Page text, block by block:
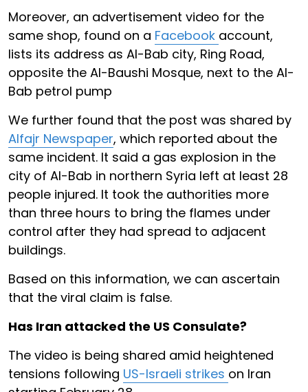
Moreover, an advertisement video for the
same shop, found on a Facebook account,
lists its address as Al-Bab city, Ring Road,
opposite the Al-Baushi Mosque, next to the Al-
Bab petrol pump
We further found that the post was shared by
Alfajr Newspaper, which reported about the
same incident. It said a gas explosion in the
city of Al-Bab in northern Syria left at least 28
people injured. It took the authorities more
than three hours to bring the flames under
control after they had spread to adjacent
buildings.
Based on this information, we can ascertain
that the viral claim is false.
Has Iran attacked the US Consulate?
The video is being shared amid heightened
tensions following US-Israeli strikes on Iran